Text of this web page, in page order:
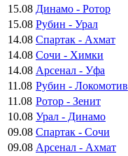
15.08 Динамо - Ротор
15.08 Рубин - Урал
14.08 Спартак - Ахмат
14.08 Сочи - Химки
14.08 Арсенал - Уфа
11.08 Рубин - Локомотив
11.08 Ротор - Зенит
10.08 Урал - Динамо
09.08 Спартак - Сочи
09.08 Арсенал - Ахмат